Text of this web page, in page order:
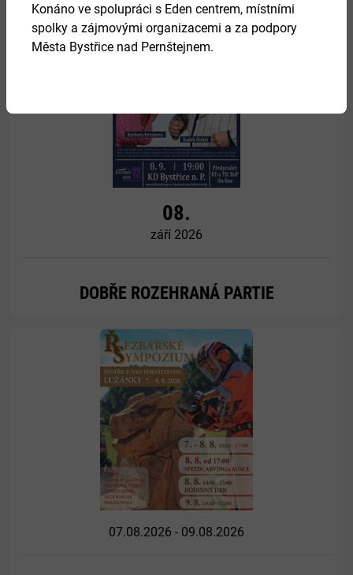
08.
září 2026
DOBŘE ROZEHRANÁ PARTIE
Více
07.08.2026 - 09.08.2026
Více
Konáno ve spolupráci s Eden centrem, místními
spolky a zájmovými organizacemi a za podpory
Města Bystřice nad Pernštejnem.